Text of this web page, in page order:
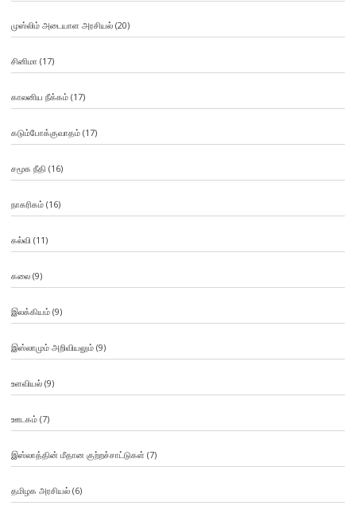
முஸ்லிம் அடையாள அரசியல்(20)
சினிமா (17)
காலனிய நீக்கம்(17)
கடும்போக்குவாதம்(17)
சமூக நீதி (16)
நாகரிகம்(16)
கல்வி (11)
கலை(9)
இலக்கியம்(9)
இஸ்லாமும் அறிவியலும்(9)
உளவியல்(9)
ஊடகம்(7)
இஸ்லாத்தின் மீதான குற்றச்சாட்டுகள் (7)
தமிழக அரசியல்(6)